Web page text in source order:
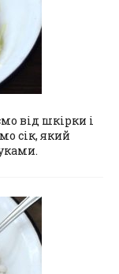
від шкірки і
сік, який